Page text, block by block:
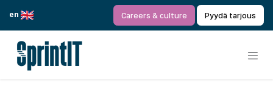
en
Careers & culture Pyydä tarjous